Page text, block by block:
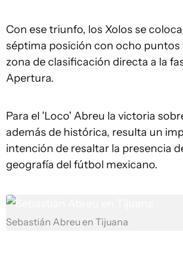
Con ese triunfo, los Xolos se
séptima posición con ocho puntos
zona de clasificación directa a la
Apertura.
Para el 'Loco' Abreu la victoria
además de histórica, resulta un
intención de resaltar la presencia
geografía del fútbol mexicano.
Sebastián Abreu en Tijuana